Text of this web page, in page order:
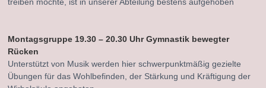
Montagsgruppe 19.30 – 20.30 Uhr Gymnastik bewegter
Rücken
Unterstützt von Musik werden hier schwerpunktmäßig gezielte
Übungen für das Wohlbefinden, der Stärkung und Kräftigung der